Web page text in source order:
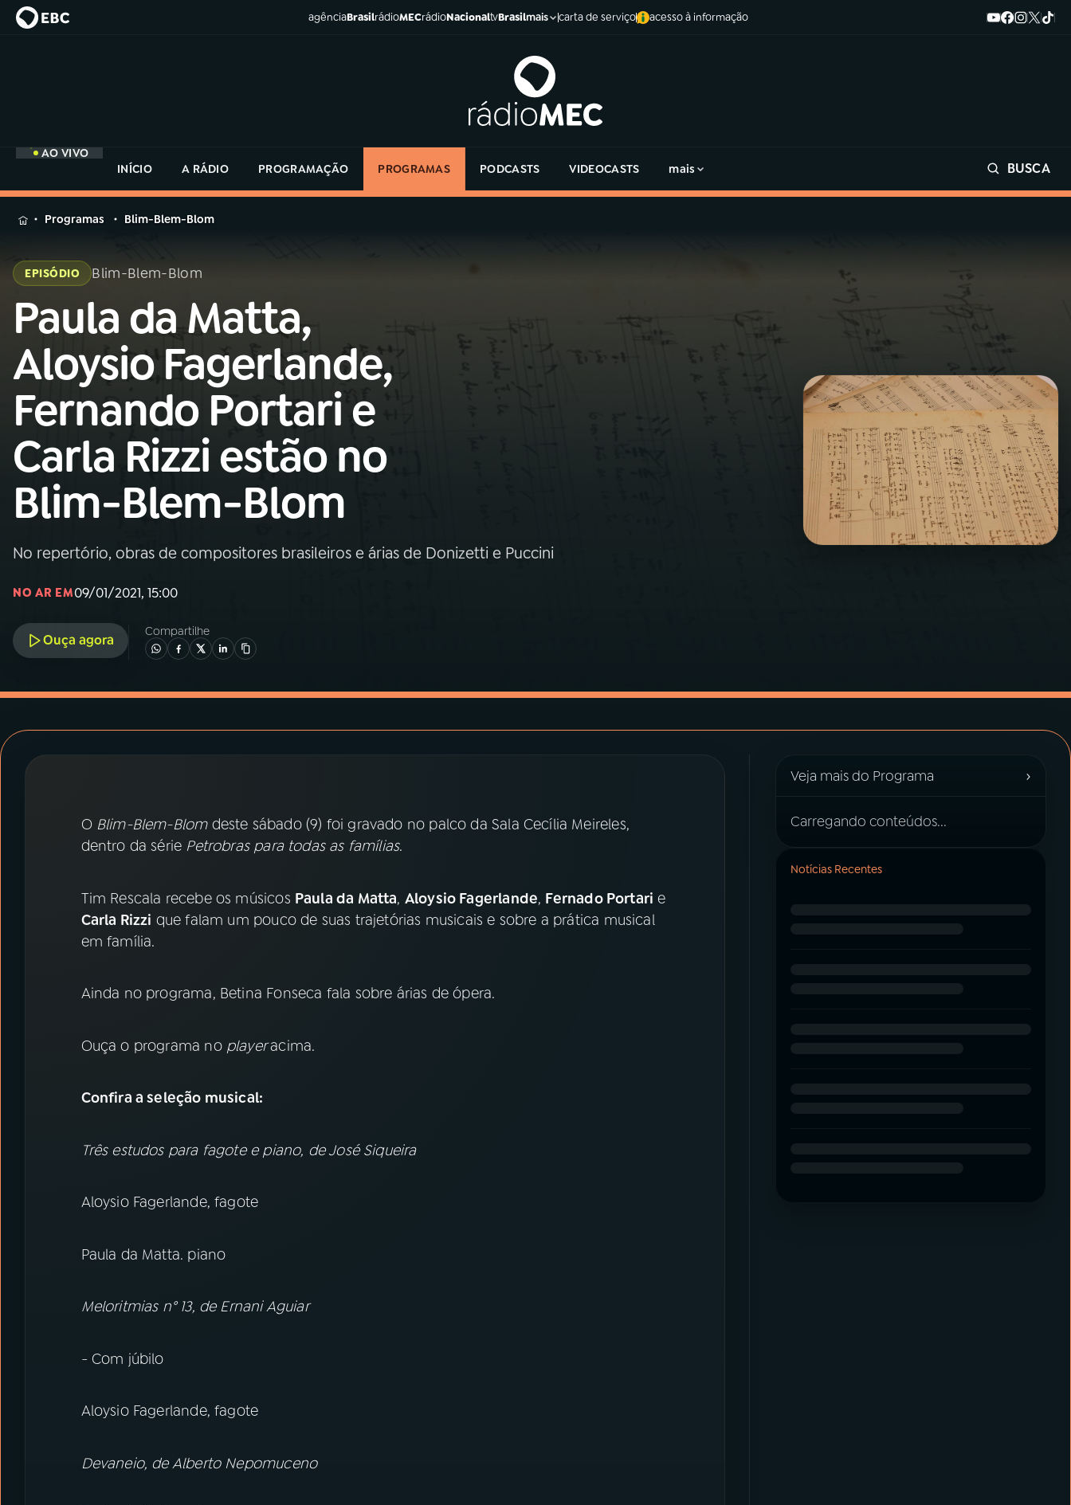
agênciaBrasilrádioMECrádioNacionaltvBrasilmais carta de serviço acesso à informação
AO VIVO
INÍCIO
A RÁDIO PROGRAMAÇÃO PROGRAMAS PODCASTS VIDEOCASTS mais BUSCA
MENU
Buscar
na
Rádio
MEC
01INÍCIO
02A RÁDIO
PROGRAMAÇÃO
04PROGRAMAS
ACOMPANHE A RÁDIO MEC
Instagram X
na
Rádio
Programas Blim-Blem-Blom
EPISÓDIO Blim-Blem-Blom
Paula da Matta,
Aloysio Fagerlande,
Fernando Portari e
Carla Rizzi estão no
Blim-Blem-Blom
No repertório, obras de compositores brasileiros e árias de Donizetti e Puccini
NO AR EM09/01/2021, 15:00
Ouça agora
Compartilhe
O Blim-Blem-Blomdeste sábado (9) foi gravado no palco da Sala Cecília Meireles,
dentro da série Petrobras para todas as famílias.
Tim Rescala recebe os músicos Paula da Matta, Aloysio Fagerlande, Fernado Portari e
Carla Rizzi que falam um pouco de suas trajetórias musicais e sobre a prática musical
em família.
Ainda no programa, Betina Fonseca fala sobre árias de ópera.
Ouça o programa noplayeracima.
Confira a seleção musical:
Três estudos para fagote e piano, de José Siqueira
Aloysio Fagerlande, fagote
Paula da Matta. piano
Meloritmias n° 13, de Ernani Aguiar
- Com júbilo
Aloysio Fagerlande, fagote
Devaneio, de Alberto Nepomuceno
Veja mais do Programa ›
Carregando conteúdos...
Notícias Recentes